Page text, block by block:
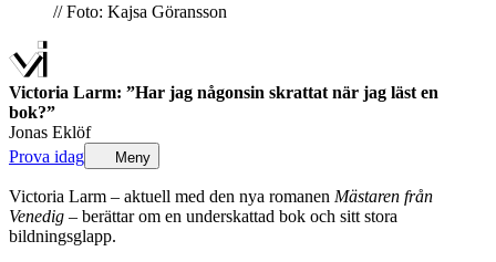
// Foto: Kajsa Göransson
Victoria Larm: ”Har jag någonsin skrattat när jag läst en
bok?”
Jonas Eklöf
Prova idag
Meny
Victoria Larm – aktuell med den nya romanen Mästaren från
Venedig – berättar om en underskattad bok och sitt stora
bildningsglapp.